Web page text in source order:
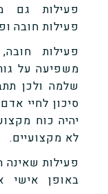
פעילות גם
פעילות חובה
פעילות
משפיעה על
שלמה ולכן
סיכון לחיי
יהיה כוח
לא מקצועיים.
פעילות שאינה
באופן אישי